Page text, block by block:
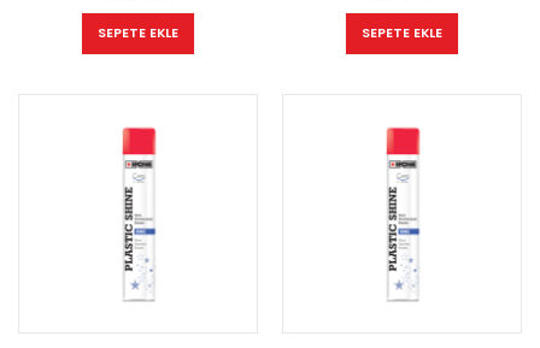
SEPETE EKLE SEPETE EKLE